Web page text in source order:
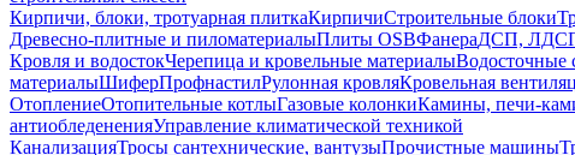
Кирпичи, блоки, тротуарная плиткаКирпичиСтроительные блоки
Древесно-плитные и пиломатериалыПлиты OSBФанераДСП,
Кровля и водостокЧерепица и кровельные материалыВодосточные
материалыШиферПрофнастилРулонная кровляКровельная
ОтоплениеОтопительные котлыГазовые колонкиКамины, печи-
антиобледененияУправление климатической техникой
КанализацияТросы сантехнические, вантузыПрочистные машины